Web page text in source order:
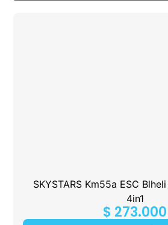
SKYSTARS Km55a ESC
4in1
$ 273.000